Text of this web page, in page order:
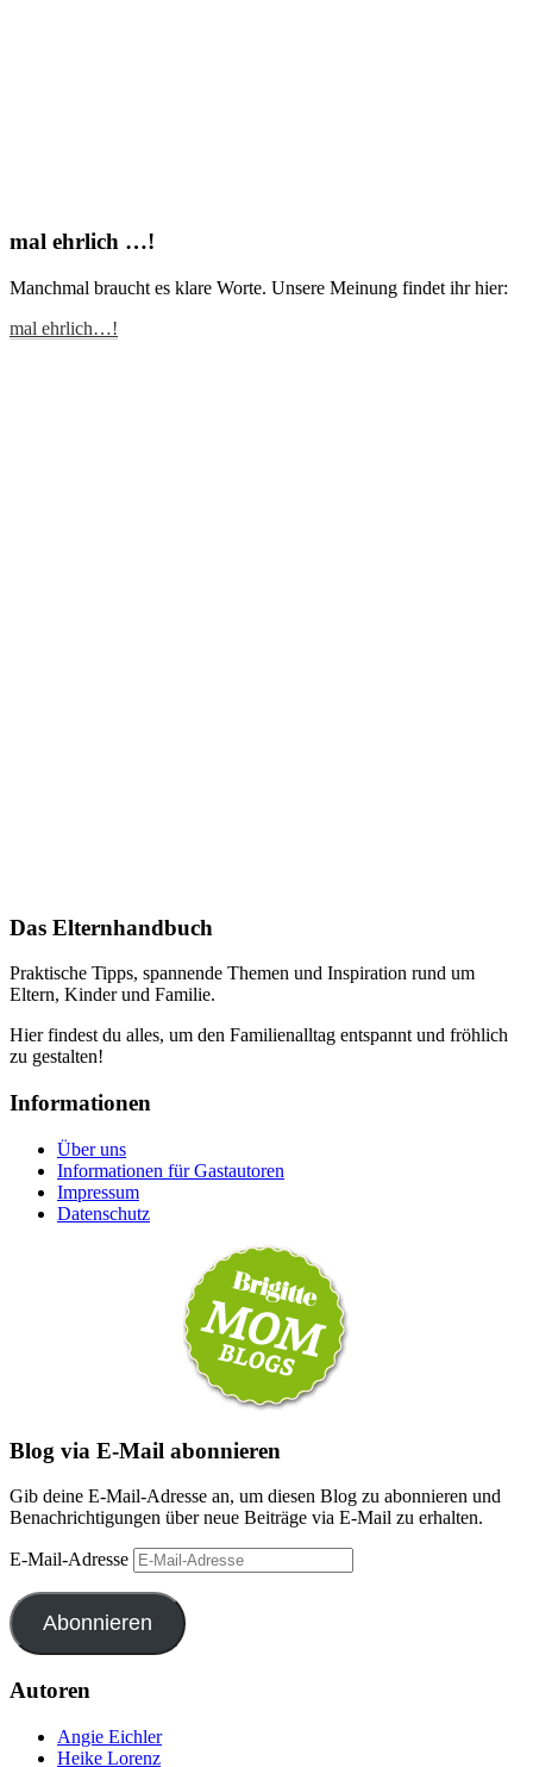
mal ehrlich …!
Manchmal braucht es klare Worte. Unsere Meinung findet ihr hier:
mal ehrlich…!
Das Elternhandbuch
Praktische Tipps, spannende Themen und Inspiration rund um
Eltern, Kinder und Familie.
Hier findest du alles, um den Familienalltag entspannt und fröhlich
zu gestalten!
Informationen
Über uns
Informationen für Gastautoren
Impressum
Datenschutz
Blog via E-Mail abonnieren
Gib deine E-Mail-Adresse an, um diesen Blog zu abonnieren und
Benachrichtigungen über neue Beiträge via E-Mail zu erhalten.
E-Mail-Adresse
Abonnieren
Autoren
Angie Eichler
Heike Lorenz